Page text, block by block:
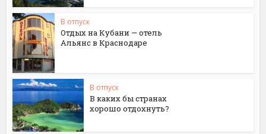
В отпуск
Отдых на Кубани — отель
Альянс в Краснодаре
В отпуск
В каких бы странах
хорошо отдохнуть?